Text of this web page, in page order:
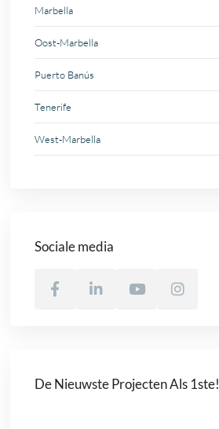
Marbella
Oost-Marbella
Puerto Banús
Tenerife
West-Marbella
Sociale media
De Nieuwste Projecten Als 1ste!